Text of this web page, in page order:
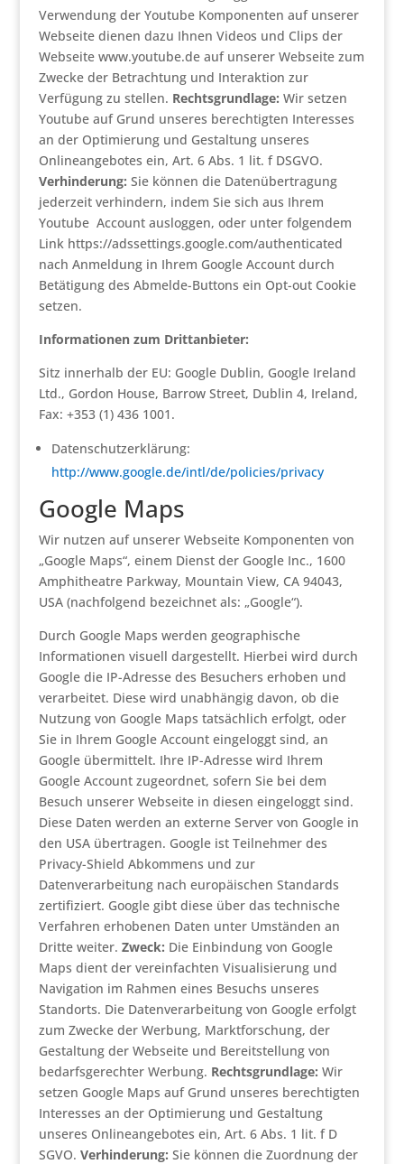
Verwendung der Youtube Komponenten auf unserer
Webseite dienen dazu Ihnen Videos und Clips der
Webseite www.youtube.de auf unserer Webseite zum
Zwecke der Betrachtung und Interaktion zur
Verfügung zu stellen. Rechtsgrundlage: Wir setzen
Youtube auf Grund unseres berechtigten Interesses
an der Optimierung und Gestaltung unseres
Onlineangebotes ein, Art. 6 Abs. 1 lit. f DSGVO.
Verhinderung: Sie können die Datenübertragung
jederzeit verhindern, indem Sie sich aus Ihrem
Youtube Account ausloggen, oder unter folgendem
Link https://adssettings.google.com/authenticated
nach Anmeldung in Ihrem Google Account durch
Betätigung des Abmelde-Buttons ein Opt-out Cookie
setzen.
Informationen zum Drittanbieter:
Sitz innerhalb der EU: Google Dublin, Google Ireland
Ltd., Gordon House, Barrow Street, Dublin 4, Ireland,
Fax: +353 (1) 436 1001.
Datenschutzerklärung:
http://www.google.de/intl/de/policies/privacy
Google Maps
Wir nutzen auf unserer Webseite Komponenten von
„Google Maps“, einem Dienst der Google Inc., 1600
Amphitheatre Parkway, Mountain View, CA 94043,
USA (nachfolgend bezeichnet als: „Google“).
Durch Google Maps werden geographische
Informationen visuell dargestellt. Hierbei wird durch
Google die IP-Adresse des Besuchers erhoben und
verarbeitet. Diese wird unabhängig davon, ob die
Nutzung von Google Maps tatsächlich erfolgt, oder
Sie in Ihrem Google Account eingeloggt sind, an
Google übermittelt. Ihre IP-Adresse wird Ihrem
Google Account zugeordnet, sofern Sie bei dem
Besuch unserer Webseite in diesen eingeloggt sind.
Diese Daten werden an externe Server von Google in
den USA übertragen. Google ist Teilnehmer des
Privacy-Shield Abkommens und zur
Datenverarbeitung nach europäischen Standards
zertifiziert. Google gibt diese über das technische
Verfahren erhobenen Daten unter Umständen an
Dritte weiter. Zweck: Die Einbindung von Google
Maps dient der vereinfachten Visualisierung und
Navigation im Rahmen eines Besuchs unseres
Standorts. Die Datenverarbeitung von Google erfolgt
zum Zwecke der Werbung, Marktforschung, der
Gestaltung der Webseite und Bereitstellung von
bedarfsgerechter Werbung. Rechtsgrundlage: Wir
setzen Google Maps auf Grund unseres berechtigten
Interesses an der Optimierung und Gestaltung
unseres Onlineangebotes ein, Art. 6 Abs. 1 lit. f D
SGVO. Verhinderung: Sie können die Zuordnung der